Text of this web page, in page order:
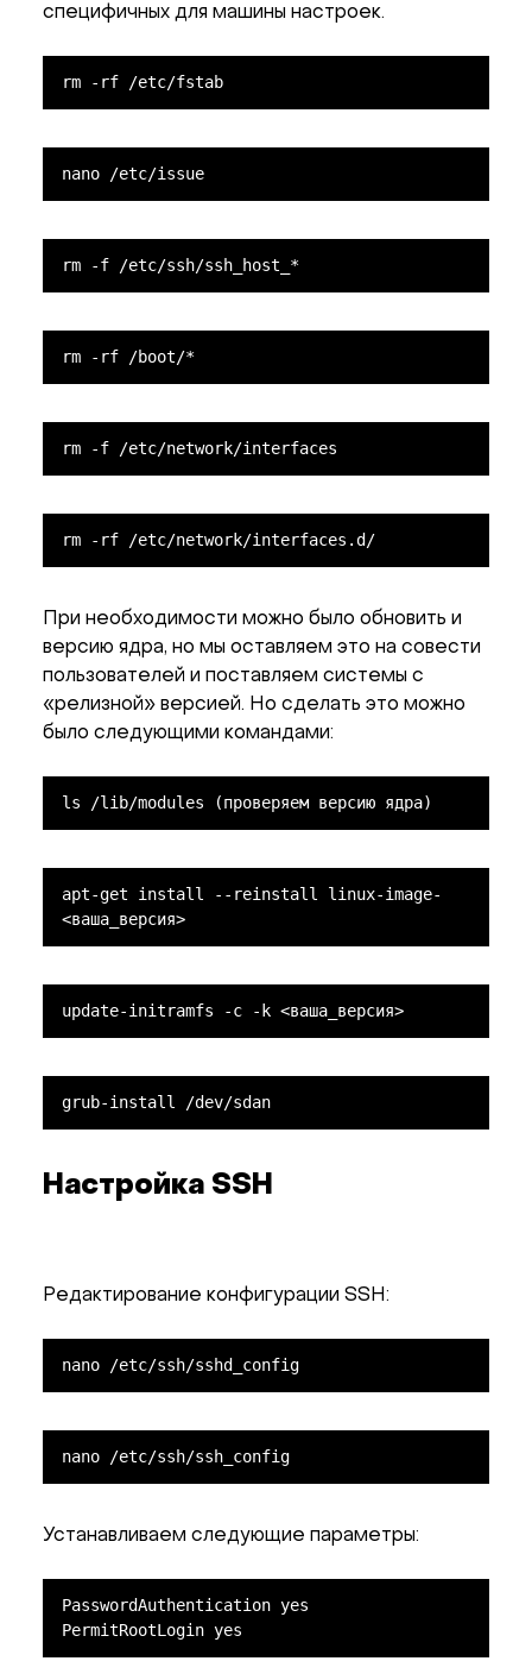
специфичных для машины настроек.
rm -rf /etc/fstab
nano /etc/issue
rm -f /etc/ssh/ssh_host_*
rm -rf /boot/*
rm -f /etc/network/interfaces
rm -rf /etc/network/interfaces.d/
При необходимости можно было обновить и
версию ядра, но мы оставляем это на совести
пользователей и поставляем системы с
«релизной» версией. Но сделать это можно
было следующими командами:
ls /lib/modules (проверяем версию ядра)
apt-get install --reinstall linux-image-
<ваша_версия>
update-initramfs -c -k <ваша_версия>
grub-install /dev/sdan
Настройка SSH
Редактирование конфигурации SSH:
nano /etc/ssh/sshd_config
nano /etc/ssh/ssh_config
Устанавливаем следующие параметры:
PasswordAuthentication yes
PermitRootLogin yes